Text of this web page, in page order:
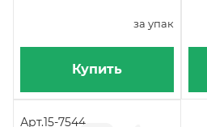
за упак
Купить
Арт.15-7544